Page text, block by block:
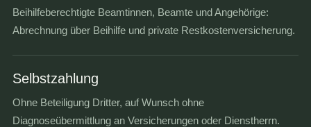
Beihilfeberechtigte Beamtinnen, Beamte und Angehörige:
Abrechnung über Beihilfe und private Restkostenversicherung.
Selbstzahlung
Ohne Beteiligung Dritter, auf Wunsch ohne
Diagnoseübermittlung an Versicherungen oder Dienstherrn.